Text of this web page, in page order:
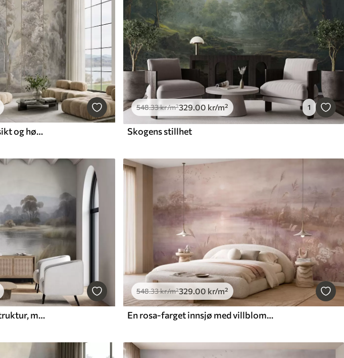
En skog med vidstrakt utsikt og høye trær i milde fargetoner
548.33kr/m²329.00 kr/m² 1
Skogens stillhet
Et landskap med variert struktur, med en innsjø, høyt gress, trær og fjell i bakgrunnen
548.33kr/m²329.00 kr/m²
En rosa-farget innsjø med villblomster